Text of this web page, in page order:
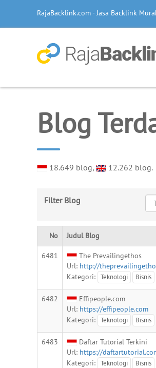
RajaBacklink.com - Jasa Backlink
Blog
18.649 blog, 12.262 blog.
Filter Blog
No Judul Blog
6481
The Prevailingethos
Url: http://
Kategori: Teknologi Bisnis
6482
Effipeople.com
Url: https://effipeople.com
Kategori: Teknologi Bisnis
6483
Daftar Tutorial Terkini
Url: https://
Kategori: Teknologi Bisnis